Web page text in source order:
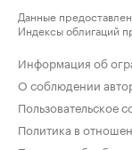
Данные
Индексы облигаций
Информация об
О соблюдении
Пользовательское
Политика в